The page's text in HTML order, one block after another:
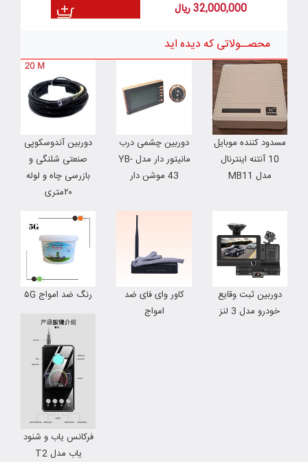
32,000,000ریال
محصــولاتی که دیده اید
مسدود کننده موبایل
10 آنتنه اینترنال
مدل MB11
دوربین چشمى درب
مانیتور دار مدل YB-
43 موشن دار
دوربین آندوسکوپی
صنعتی شلنگی و
بازرسی چاه و لوله
۲۰متری
دوربین ثبت وقایع
خودرو مدل 3 لنز
کاور وای فای ضد
امواج
رنگ ضد امواج ۵G
فرکانس یاب و شنود
یاب مدل T2